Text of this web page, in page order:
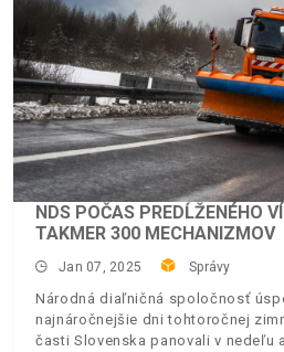
NDS POČAS PREDĹŽENÉHO
TAKMER 300 MECHANIZMOV
Jan 07, 2025 Správy
Národná diaľničná spoločnosť
najnáročnejšie dni tohtoročnej
časti Slovenska panovali v nedeľu